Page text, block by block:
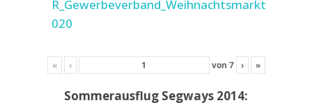
« ‹ von 7 › »
Sommerausflug Segways 2014: